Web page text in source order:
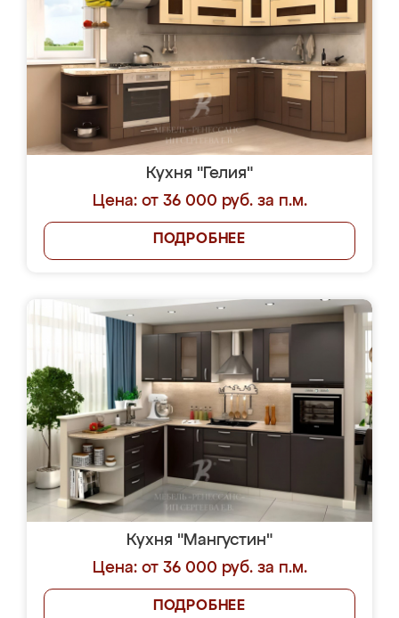
Кухня "Гелия"
Цена: от 36 000 руб. за п.м.
ПОДРОБНЕЕ
Кухня "Мангустин"
Цена: от 36 000 руб. за п.м.
ПОДРОБНЕЕ